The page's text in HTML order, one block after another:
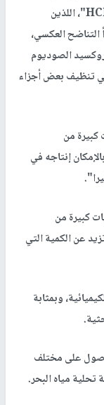
الصوديوم "NaOH" وحامض الهيدروكلوريك "HCl"، اللذين
العكسي،
الصوديوم
تنظيف بعض أجزاء
من
إنتاجه في
كبيرة من
عن الكمية التي
وبمثابة
على مختلف
تحلية مياه البحر.